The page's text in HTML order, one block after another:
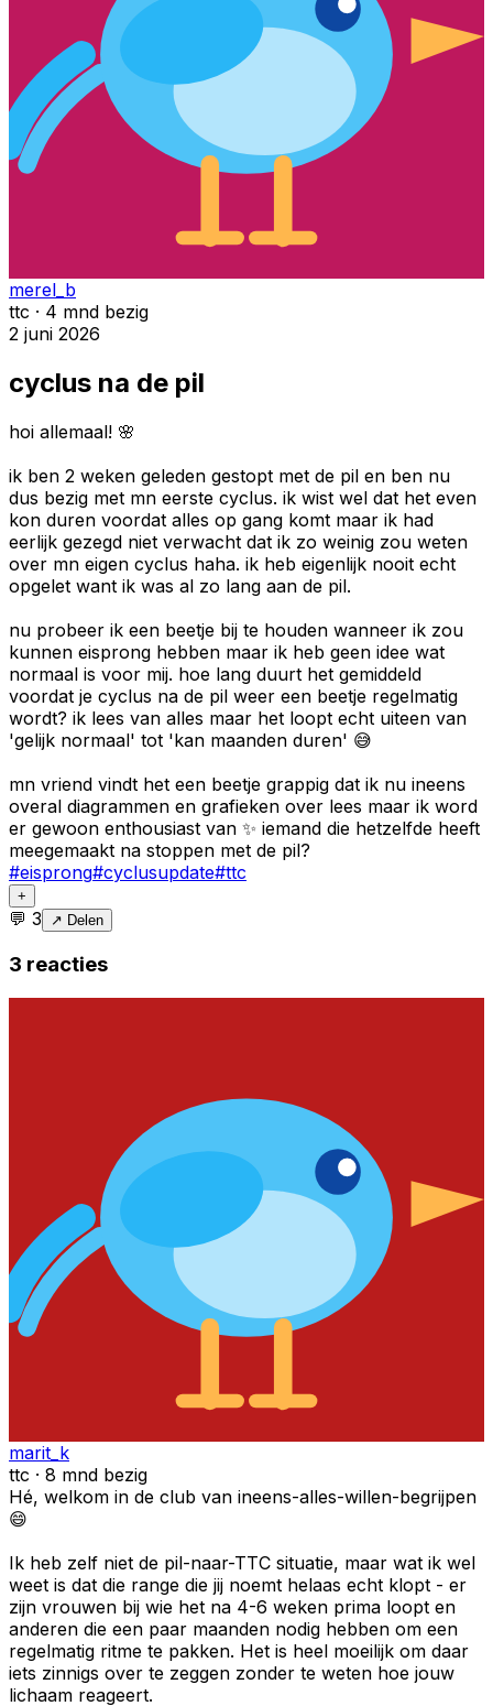
merel_b
ttc · 4 mnd bezig
2 juni 2026
cyclus na de pil
hoi allemaal! 🌸
ik ben 2 weken geleden gestopt met de pil en ben nu
dus bezig met mn eerste cyclus. ik wist wel dat het even
kon duren voordat alles op gang komt maar ik had
eerlijk gezegd niet verwacht dat ik zo weinig zou weten
over mn eigen cyclus haha. ik heb eigenlijk nooit echt
opgelet want ik was al zo lang aan de pil.
nu probeer ik een beetje bij te houden wanneer ik zou
kunnen eisprong hebben maar ik heb geen idee wat
normaal is voor mij. hoe lang duurt het gemiddeld
voordat je cyclus na de pil weer een beetje regelmatig
wordt? ik lees van alles maar het loopt echt uiteen van
'gelijk normaal' tot 'kan maanden duren' 😅
mn vriend vindt het een beetje grappig dat ik nu ineens
overal diagrammen en grafieken over lees maar ik word
er gewoon enthousiast van ✨ iemand die hetzelfde heeft
meegemaakt na stoppen met de pil?
#eisprong#cyclusupdate#ttc
+
💬 3 ↗ Delen
3 reacties
marit_k
ttc · 8 mnd bezig
Hé, welkom in de club van ineens-alles-willen-begrijpen
😄
Ik heb zelf niet de pil-naar-TTC situatie, maar wat ik wel
weet is dat die range die jij noemt helaas echt klopt - er
zijn vrouwen bij wie het na 4-6 weken prima loopt en
anderen die een paar maanden nodig hebben om een
regelmatig ritme te pakken. Het is heel moeilijk om daar
iets zinnigs over te zeggen zonder te weten hoe jouw
lichaam reageert.